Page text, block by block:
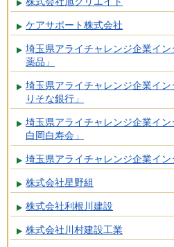
ケアサポート株式会社
埼玉県アライチャレンジ企業イ
薬品」
埼玉県アライチャレンジ企業イ
りそな銀行」
埼玉県アライチャレンジ企業イ
白岡白寿会」
埼玉県アライチャレンジ企業イン
株式会社星野組
株式会社利根川建設
株式会社川村建設工業